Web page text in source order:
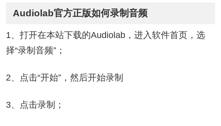
Audiolab官方正版如何录制音频
1、打开在本站下载的Audiolab，进入软件首页，选
择“录制音频”；
2、点击“开始”，然后开始录制
3、点击录制；